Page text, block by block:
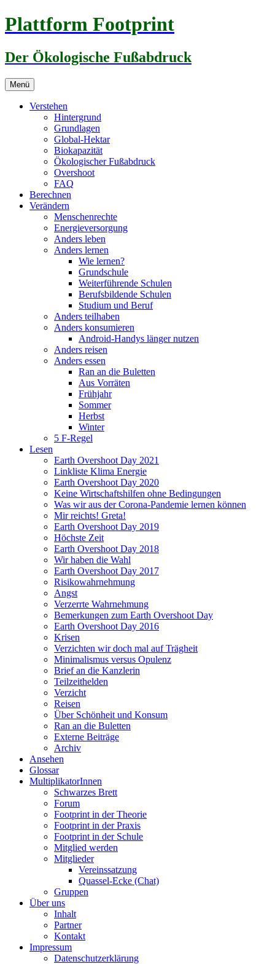
Zum
Inhalt
Plattform Footprint
Der Ökologische Fußabdruck
Menü
Verstehen
Hintergrund
Grundlagen
Global-Hektar
Biokapazität
Ökologischer Fußabdruck
Overshoot
FAQ
Berechnen
Verändern
Menschenrechte
Energieversorgung
Anders leben
Anders lernen
Wie lernen?
Grundschule
Weiterführende Schulen
Berufsbildende Schulen
Studium und Beruf
Anders teilhaben
Anders konsumieren
Android-Handys länger nutzen
Anders reisen
Anders essen
Ran an die Buletten
Aus Vorräten
Frühjahr
Sommer
Herbst
Winter
5 F-Regel
Lesen
Earth Overshoot Day 2021
Linkliste Klima Energie
Earth Overshoot Day 2020
Keine Wirtschaftshilfen ohne Bedingungen
Was wir aus der Corona-Pandemie lernen können
Mir reichts! Greta!
Earth Overshoot Day 2019
Höchste Zeit
Earth Overshoot Day 2018
Wir haben die Wahl
Earth Overshoot Day 2017
Risikowahrnehmung
Angst
Verzerrte Wahrnehmung
Bemerkungen zum Earth Overshoot Day
Earth Overshoot Day 2016
Krisen
Verzichten wir doch mal auf Trägheit
Minimalismus versus Opulenz
Brief an die Kanzlerin
Teilzeithelden
Verzicht
Reisen
Über Schönheit und Konsum
Ran an die Buletten
Externe Beiträge
Archiv
Ansehen
Glossar
MultiplikatorInnen
Schwarzes Brett
Forum
Footprint in der Theorie
Footprint in der Praxis
Footprint in der Schule
Mitglied werden
Mitglieder
Vereinssatzung
Quassel-Ecke (Chat)
Gruppen
Über uns
Inhalt
Partner
Kontakt
Impressum
Datenschutzerklärung